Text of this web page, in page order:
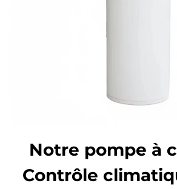
Notre pompe à
Contrôle